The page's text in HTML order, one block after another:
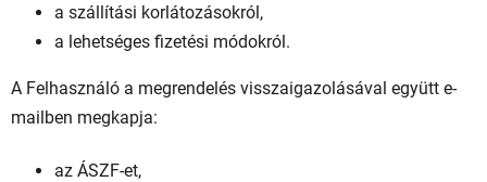
a szállítási korlátozásokról,
a lehetséges fizetési módokról.
A Felhasználó a megrendelés visszaigazolásával együtt e-
mailben megkapja:
az ÁSZF-et,